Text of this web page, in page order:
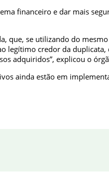
financeiro e dar mais
que, se utilizando do
legítimo credor da
adquiridos”, explicou o
ainda estão em